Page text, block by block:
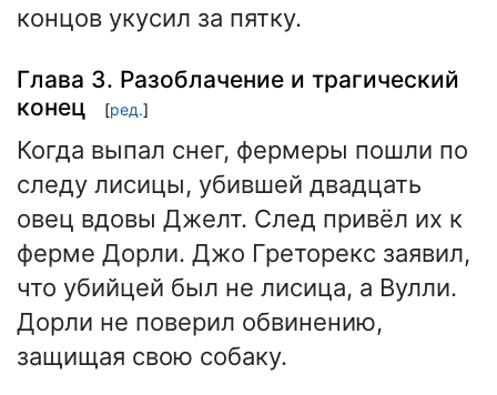
концов укусил за пятку.
Глава 3. Разоблачение и трагический
конец
[ред.]
Когда выпал снег, фермеры пошли по
следу лисицы, убившей двадцать
овец вдовы Джелт. След привёл их к
ферме Дорли. Джо Греторекс заявил,
что убийцей был не лисица, а Вулли.
Дорли не поверил обвинению,
защищая свою собаку.